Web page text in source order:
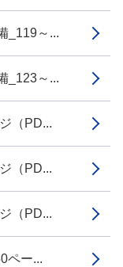
_119～...
_123～...
（PD...
（PD...
（PD...
ペー...